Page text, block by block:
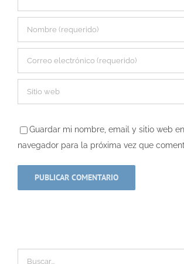
Guardar mi nombre, email y sitio web
navegador para la próxima vez que